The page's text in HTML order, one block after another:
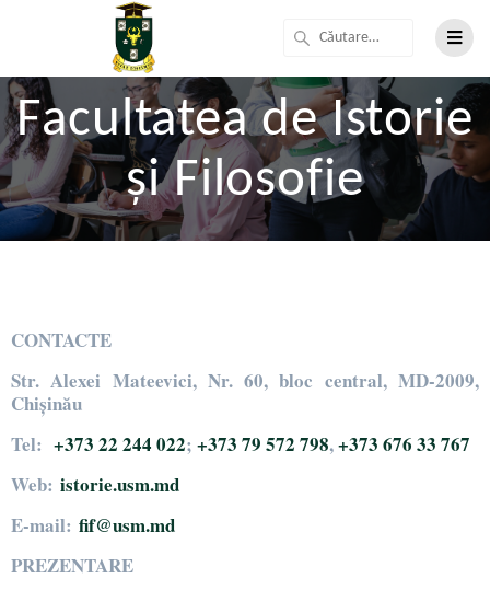
Facultatea de Istorie
şi Filosofie
CONTACTE
Str. Alexei Mateevici, Nr. 60, bloc central, MD-2009,
Chişinău
Tel: +373 22 244 022; +373 79 572 798,+373 676 33 767
Web: istorie.usm.md
E-mail: fif@usm.md
PREZENTARE